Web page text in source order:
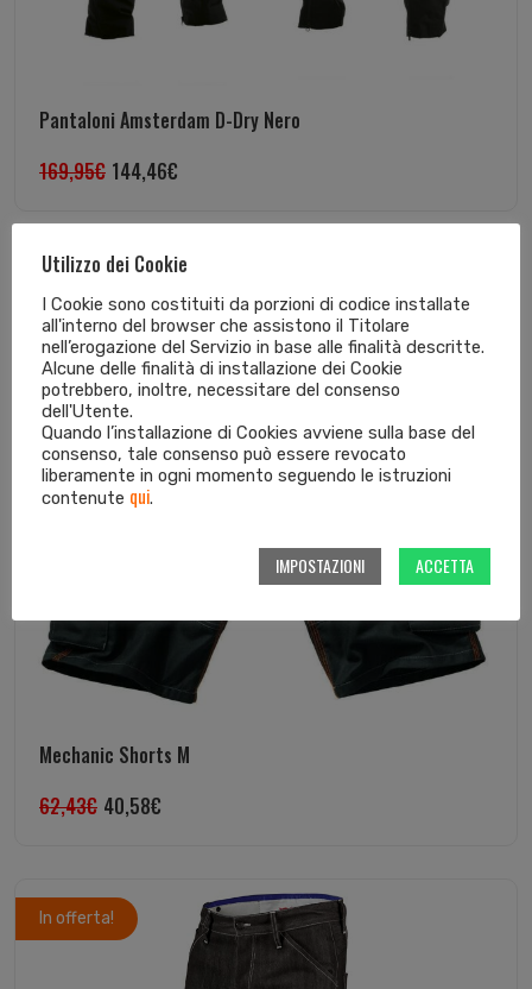
Pantaloni Amsterdam D-Dry Nero
169,95€ 144,46€
Mechanic Shorts M
62,43€ 40,58€
In offerta!
Utilizzo dei Cookie
I Cookie sono costituiti da porzioni di codice installate
all'interno del browser che assistono il Titolare
nell’erogazione del Servizio in base alle finalità descritte.
Alcune delle finalità di installazione dei Cookie
potrebbero, inoltre, necessitare del consenso
dell'Utente.
Quando l’installazione di Cookies avviene sulla base del
consenso, tale consenso può essere revocato
liberamente in ogni momento seguendo le istruzioni
contenute qui.
IMPOSTAZIONI ACCETTA